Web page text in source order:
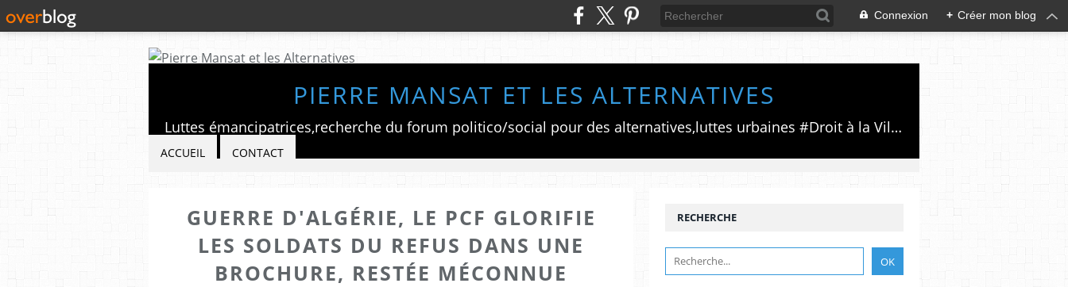
Connexion + Créer mon blog
PIERRE MANSAT ET LES ALTERNATIVES
Luttes émancipatrices,recherche du forum politico/social pour des alternatives,luttes urbaines #Droit à la Ville", #Paris #GrandParis,enjeux de la métropolisation,accès aux Archives publiques par Pierre Mansat,auteur‼️Ma vie rouge. Meutre au Grand Paris‼️[PUG]Association Josette & Maurice #Audin>bénevole Secours Populaire>Comité Laghouat-France>#Mumia #INTA
ACCUEIL CONTACT
GUERRE D'ALGÉRIE, LE PCF GLORIFIE
LES SOLDATS DU REFUS DANS UNE
BROCHURE, RESTÉE MÉCONNUE
RECHERCHE